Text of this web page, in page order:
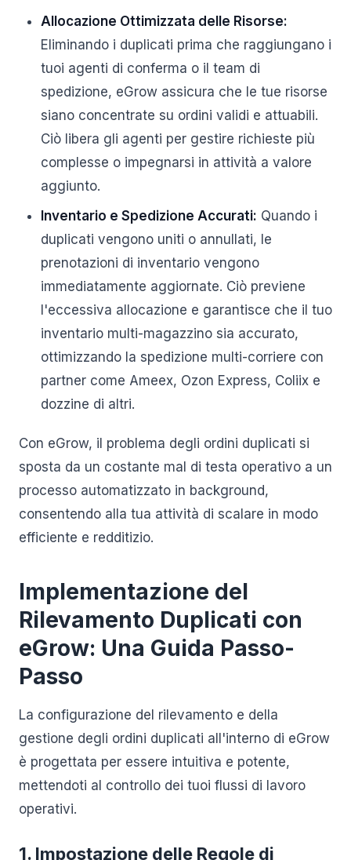
Allocazione Ottimizzata delle Risorse:
Eliminando i duplicati prima che raggiungano i
tuoi agenti di conferma o il team di
spedizione, eGrow assicura che le tue risorse
siano concentrate su ordini validi e attuabili.
Ciò libera gli agenti per gestire richieste più
complesse o impegnarsi in attività a valore
aggiunto.
Inventario e Spedizione Accurati: Quando i
duplicati vengono uniti o annullati, le
prenotazioni di inventario vengono
immediatamente aggiornate. Ciò previene
l'eccessiva allocazione e garantisce che il tuo
inventario multi-magazzino sia accurato,
ottimizzando la spedizione multi-corriere con
partner come Ameex, Ozon Express, Coliix e
dozzine di altri.
Con eGrow, il problema degli ordini duplicati si
sposta da un costante mal di testa operativo a un
processo automatizzato in background,
consentendo alla tua attività di scalare in modo
efficiente e redditizio.
Implementazione del
Rilevamento Duplicati con
eGrow: Una Guida Passo-
Passo
La configurazione del rilevamento e della
gestione degli ordini duplicati all'interno di eGrow
è progettata per essere intuitiva e potente,
mettendoti al controllo dei tuoi flussi di lavoro
operativi.
1. Impostazione delle Regole di